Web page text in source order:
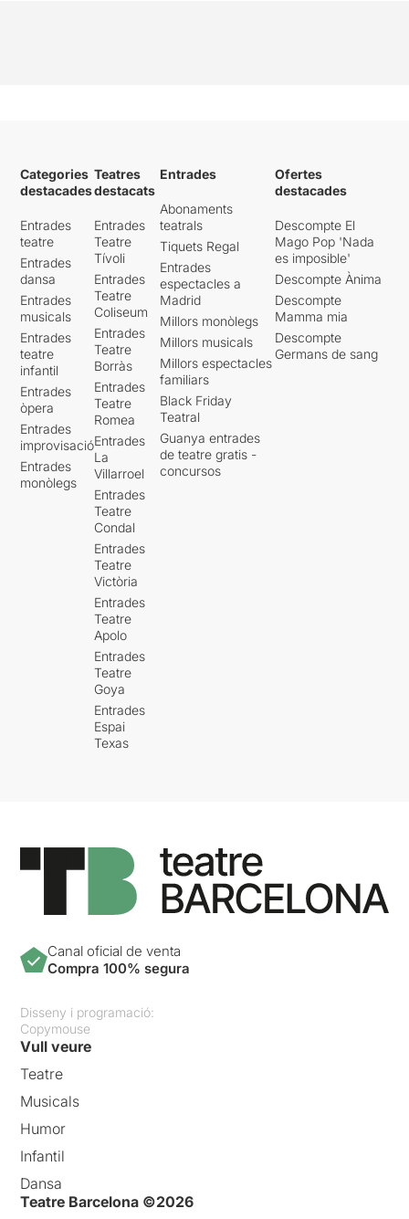
Categories
destacades
Entrades
teatre
Entrades
dansa
Entrades
musicals
Entrades
teatre
infantil
Entrades
òpera
Entrades
improvisació
Entrades
monòlegs
Teatres
destacats
Entrades
Teatre
Tívoli
Entrades
Teatre
Coliseum
Entrades
Teatre
Borràs
Entrades
Teatre
Romea
Entrades
La
Villarroel
Entrades
Teatre
Condal
Entrades
Teatre
Victòria
Entrades
Teatre
Apolo
Entrades
Teatre
Goya
Entrades
Espai
Texas
Entrades
Abonaments
teatrals
Tiquets Regal
Entrades
espectacles a
Madrid
Millors monòlegs
Millors musicals
Millors espectacles
familiars
Black Friday
Teatral
Guanya entrades
de teatre gratis -
concursos
Ofertes
destacades
Descompte El
Mago Pop 'Nada
es imposible'
Descompte Ànima
Descompte
Mamma mia
Descompte
Germans de sang
Canal oficial de venta
Compra 100% segura
Disseny i programació:
Copymouse
Vull veure
Teatre
Musicals
Humor
Infantil
Dansa
Teatre Barcelona ©2026